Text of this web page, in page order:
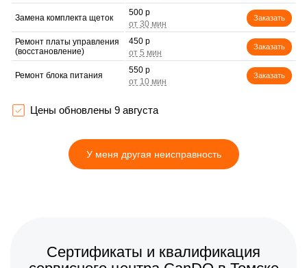
Замена комплекта щеток
500 р
Заказать
Ремонт платы управления
(восстановление)
450 р
Заказать
Ремонт блока питания
550 р
Заказать
Прошивка
Замена, восстановление
1300 р
двигателя
Заказать
Цены обновлены 9 августа
У меня другая неисправность
Сертификаты и квалификация